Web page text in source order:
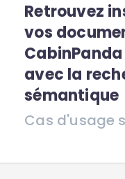
Retrouvez
vos
avec la
sémantique
Cas d'usage